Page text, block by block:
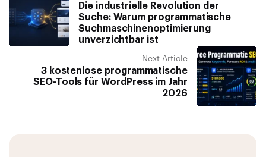
Die industrielle Revolution der
Suche: Warum programmatische
Suchmaschinenoptimierung
unverzichtbar ist
Next Article
3 kostenlose programmatische
SEO-Tools für WordPress im Jahr
2026